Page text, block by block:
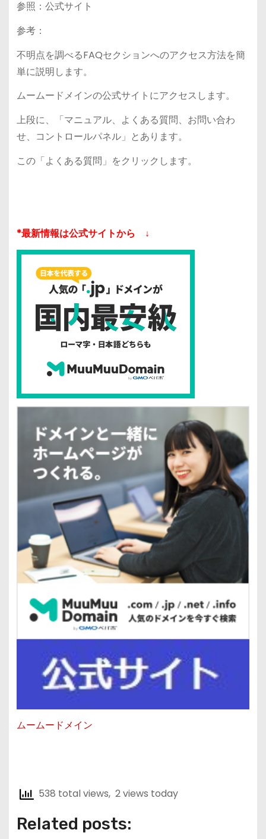
参照：公式サイト
参考：
不明点を調べるFAQセクションへのアクセス方法を簡
単に説明します。
ムームードメインの公式サイトにアクセスします。
上段に、「マニュアル、よくある質問、お問い合わ
せ、コントロールパネル」とあります。
この「よくある質問」をクリックします。
*最新情報は公式サイトから ↓
ムームードメイン
538 total views, 2 views today
Related posts: